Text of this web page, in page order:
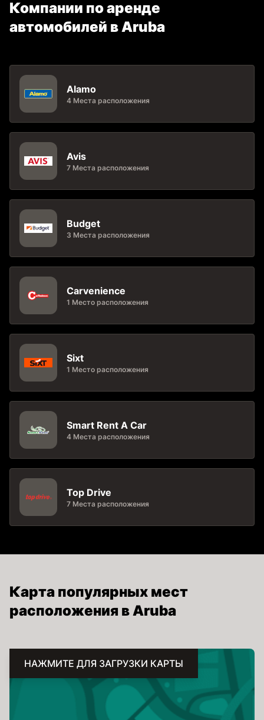
Компании по аренде
автомобилей в Aruba
Alamo
4 Места расположения
Avis
7 Места расположения
Budget
3 Места расположения
Carvenience
1 Место расположения
Sixt
1 Место расположения
Smart Rent A Car
4 Места расположения
Top Drive
7 Места расположения
Карта популярных мест
расположения в Aruba
НАЖМИТЕ ДЛЯ ЗАГРУЗКИ КАРТЫ